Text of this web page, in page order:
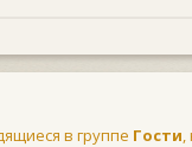
в группе Гости,